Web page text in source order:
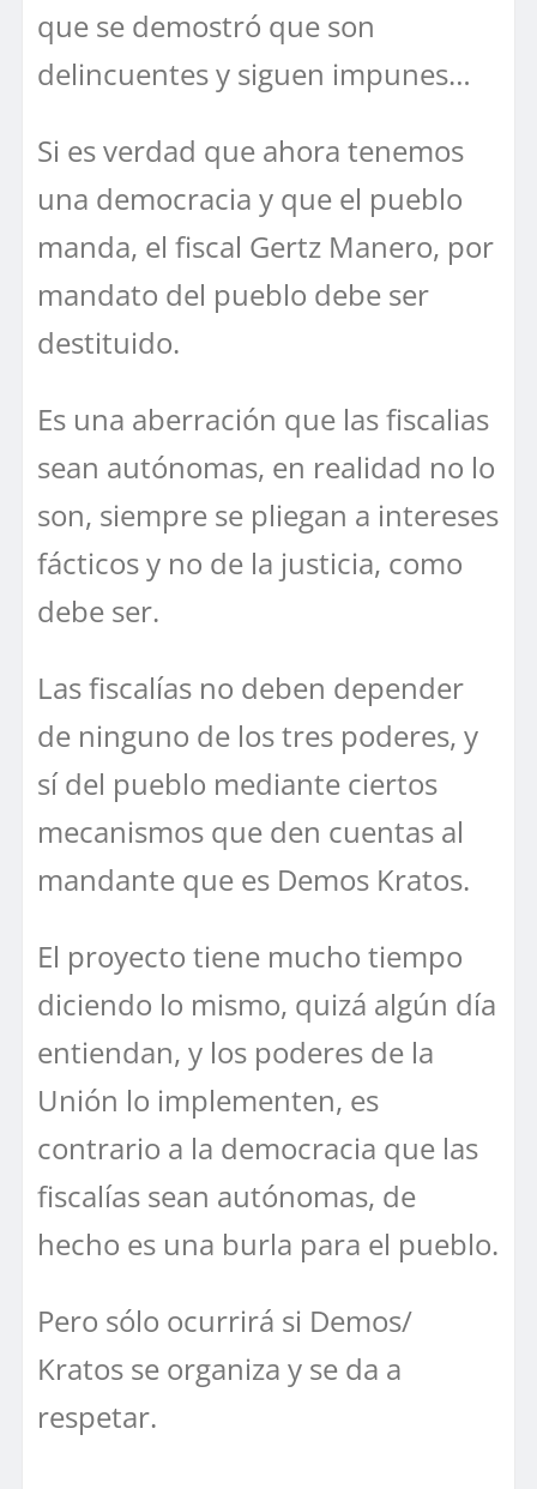
que se demostró que son
delincuentes y siguen impunes…
Si es verdad que ahora tenemos
una democracia y que el pueblo
manda, el fiscal Gertz Manero, por
mandato del pueblo debe ser
destituido.
Es una aberración que las fiscalias
sean autónomas, en realidad no lo
son, siempre se pliegan a intereses
fácticos y no de la justicia, como
debe ser.
Las fiscalías no deben depender
de ninguno de los tres poderes, y
sí del pueblo mediante ciertos
mecanismos que den cuentas al
mandante que es Demos Kratos.
El proyecto tiene mucho tiempo
diciendo lo mismo, quizá algún día
entiendan, y los poderes de la
Unión lo implementen, es
contrario a la democracia que las
fiscalías sean autónomas, de
hecho es una burla para el pueblo.
Pero sólo ocurrirá si Demos/
Kratos se organiza y se da a
respetar.